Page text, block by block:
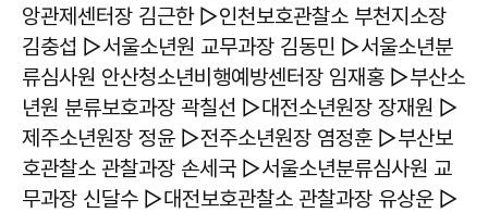
앙관제센터장 김근한 ▷인천보호관찰소 부천지소장
김충섭 ▷서울소년원 교무과장 김동민 ▷서울소년분
류심사원 안산청소년비행예방센터장 임재홍 ▷부산소
년원 분류보호과장 곽칠선 ▷대전소년원장 장재원 ▷
제주소년원장 정윤 ▷전주소년원장 염정훈 ▷부산보
호관찰소 관찰과장 손세국 ▷서울소년분류심사원 교
무과장 신달수 ▷대전보호관찰소 관찰과장 유상운 ▷